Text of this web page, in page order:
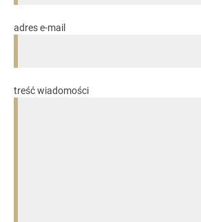
adres e-mail
treść wiadomości